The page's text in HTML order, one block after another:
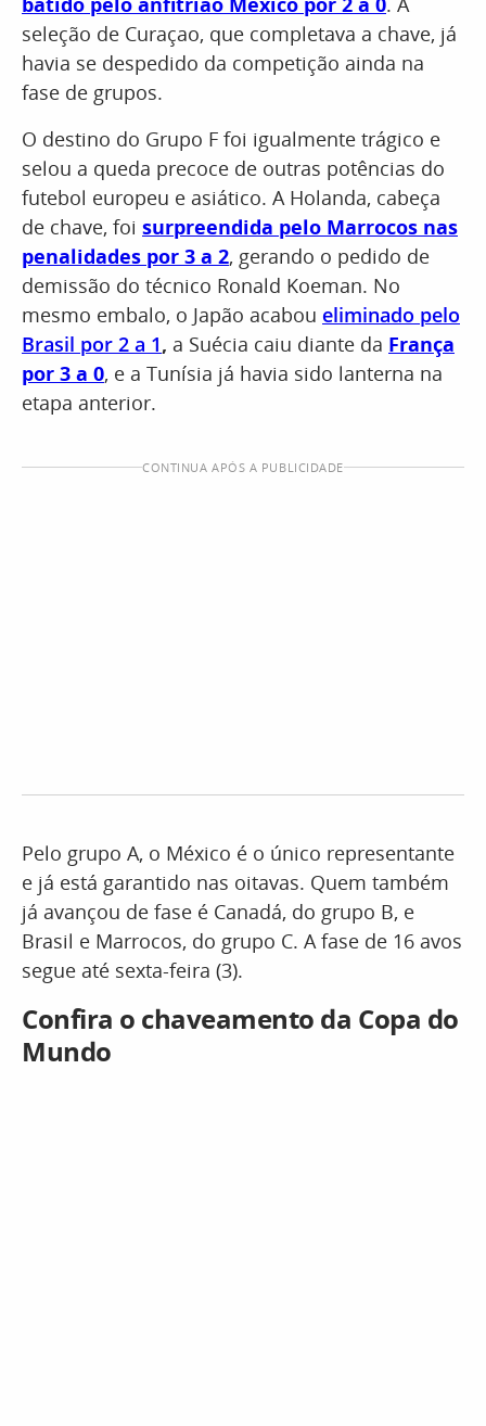
seleção de Curaçao, que completava a chave, já
havia se despedido da competição ainda na
fase de grupos.
O destino do Grupo F foi igualmente trágico e
selou a queda precoce de outras potências do
futebol europeu e asiático. A Holanda, cabeça
de chave, foi surpreendida pelo Marrocos nas
penalidades por 3 a 2, gerando o pedido de
demissão do técnico Ronald Koeman. No
mesmo embalo, o Japão acabou eliminado pelo
Brasil por 2 a 1, a Suécia caiu diante da França
por 3 a 0, e a Tunísia já havia sido lanterna na
etapa anterior.
CONTINUA APÓS A PUBLICIDADE
Pelo grupo A, o México é o único representante
e já está garantido nas oitavas. Quem também
já avançou de fase é Canadá, do grupo B, e
Brasil e Marrocos, do grupo C. A fase de 16 avos
segue até sexta-feira (3).
Confira o chaveamento da Copa do
Mundo